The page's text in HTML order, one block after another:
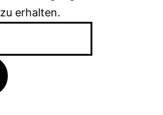
erhalten.